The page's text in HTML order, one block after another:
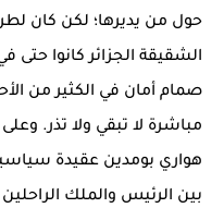
حول من يديرها؛ لكن كان
الشقيقة الجزائر كانوا
صمام أمان في الكثير من
مباشرة لا تبقي ولا تذر.
هواري بومدين عقيدة
بين الرئيس والملك الراحلين